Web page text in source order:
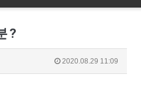
?
2020.08.29 11:09